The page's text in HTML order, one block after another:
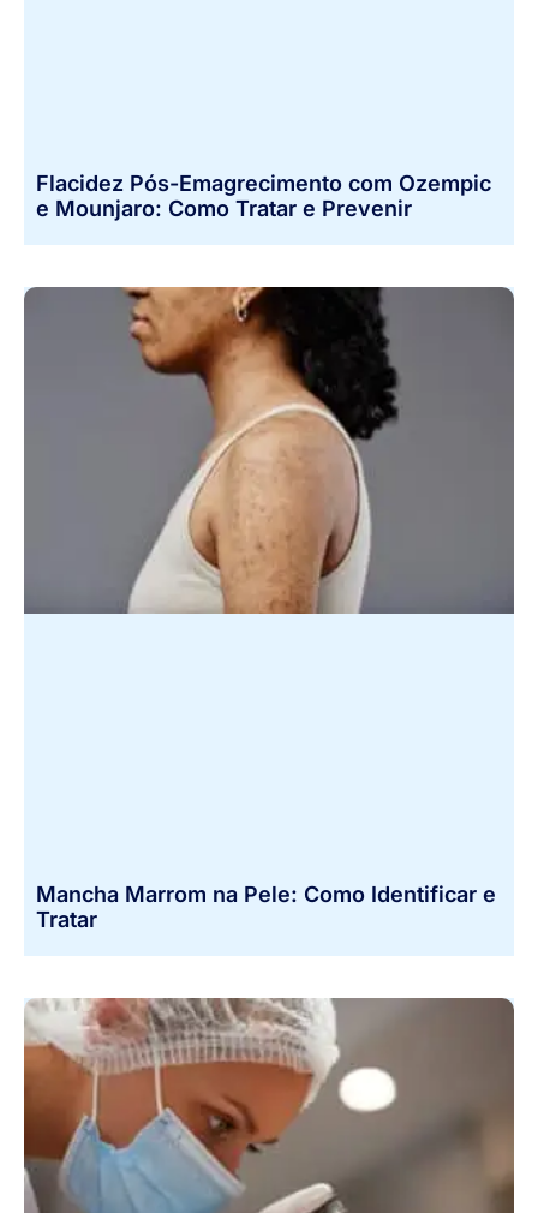
Flacidez Pós-Emagrecimento com Ozempic
e Mounjaro: Como Tratar e Prevenir
Mancha Marrom na Pele: Como Identificar e
Tratar